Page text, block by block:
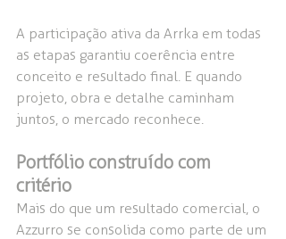
A participação ativa da Arrka em todas
as etapas garantiu coerência entre
conceito e resultado final. E quando
projeto, obra e detalhe caminham
juntos, o mercado reconhece.
Portfólio construído com
critério
Mais do que um resultado comercial, o
Azzurro se consolida como parte de um